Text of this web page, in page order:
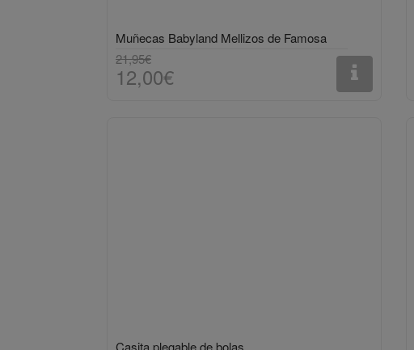
Muñecas Babyland Mellizos de Famosa
21,95€
12,00€
Casita plegable de bolas